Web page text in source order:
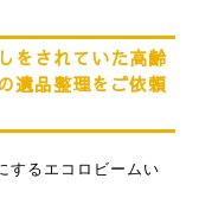
をされていた高齢
遺品整理をご依頼
するエコロビームい